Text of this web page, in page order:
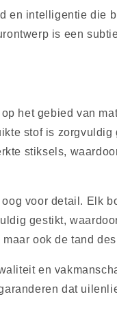
intelligentie die
is een
het gebied van
stof is
stiksels,
voor detail. Elk
gestikt,
ook de tand
en
dat